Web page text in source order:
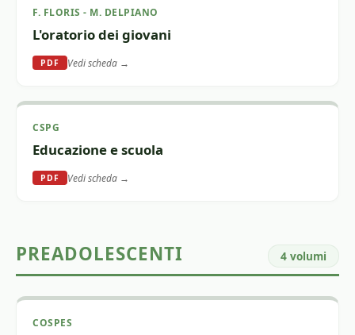
F. FLORIS - M. DELPIANO
L'oratorio dei giovani
PDF Vedi scheda →
CSPG
Educazione e scuola
PDF Vedi scheda →
PREADOLESCENTI 4 volumi
COSPES